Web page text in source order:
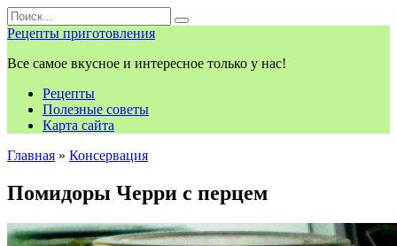
Перейти
к
контенту
Search
for:
Рецепты приготовления
Все самое вкусное и интересное только у нас!
Рецепты
Полезные советы
Карта сайта
Главная » Консервация
Помидоры Черри с перцем